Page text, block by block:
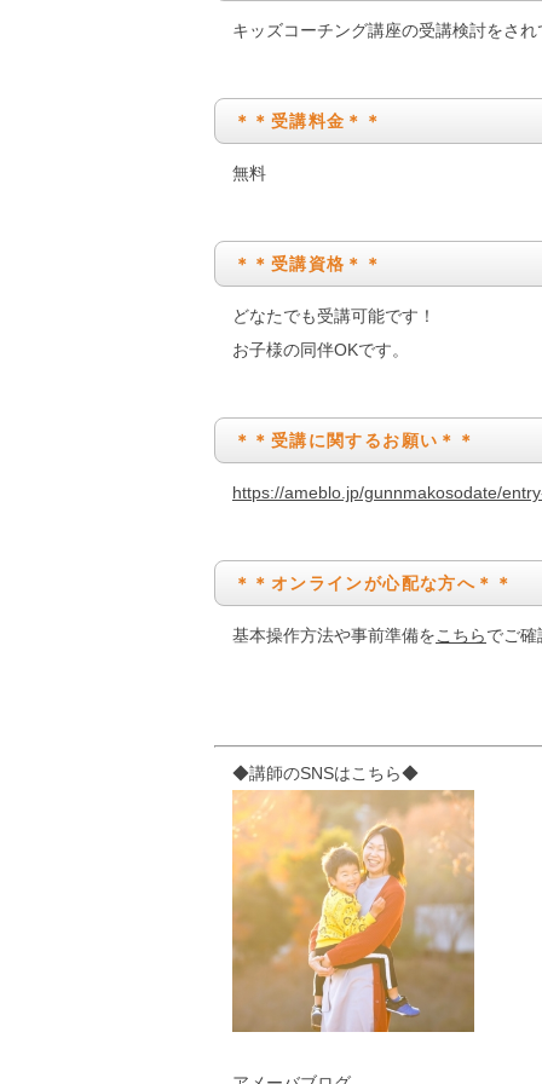
キッズコーチング講座の受講検討をされ
＊＊受講料金＊＊
無料
＊＊受講資格＊＊
どなたでも受講可能です！
お子様の同伴OKです。
＊＊受講に関するお願い＊＊
https://ameblo.jp/gunnmakosodate/
＊＊オンラインが心配な方へ＊＊
基本操作方法や事前準備をこちらでご確
◆講師のSNSはこちら◆